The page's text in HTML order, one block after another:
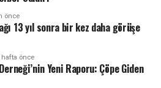
önce
13 yıl sonra bir kez daha görüşe
hafta önce
Yeni Raporu: Çöpe Giden